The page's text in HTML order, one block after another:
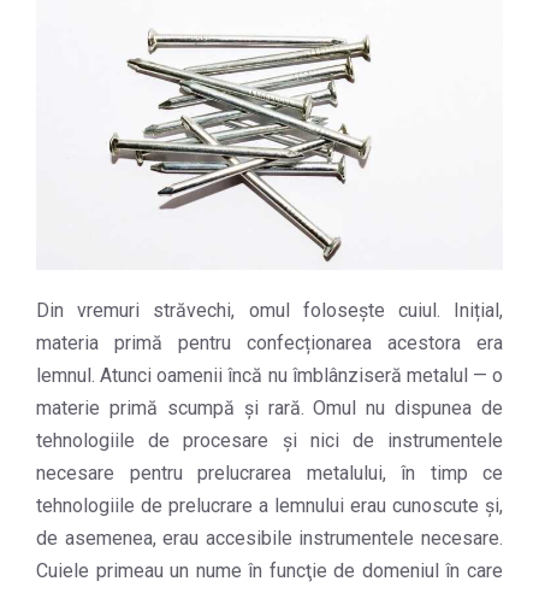
Din vremuri străvechi, omul folosește cuiul. Inițial,
materia primă pentru confecționarea acestora era
lemnul. Atunci oamenii încă nu îmblânziseră metalul — o
materie primă scumpă şi rară. Omul nu dispunea de
tehnologiile de procesare şi nici de instrumentele
necesare pentru prelucrarea metalului, în timp ce
tehnologiile de prelucrare a lemnului erau cunoscute şi,
de asemenea, erau accesibile instrumentele necesare.
Cuiele primeau un nume în funcţie de domeniul în care